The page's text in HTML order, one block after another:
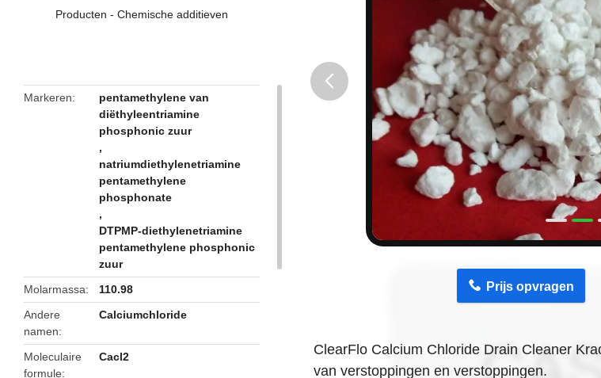
Producten - Chemische additieven
Markeren
pentamethylene van
diëthyleentriamine
phosphonic zuur
,
natriumdiethylenetriamine
pentamethylene
phosphonate
,
DTPMP-diethylenetriamine
pentamethylene phosphonic
zuur
Molarmassa
110.98
Andere
namen
Calciumchloride
Moleculaire
formule
Cacl2
Prijs opvragen
ClearFlo Calcium Chloride Drain Cleaner
van verstoppingen en verstoppingen.